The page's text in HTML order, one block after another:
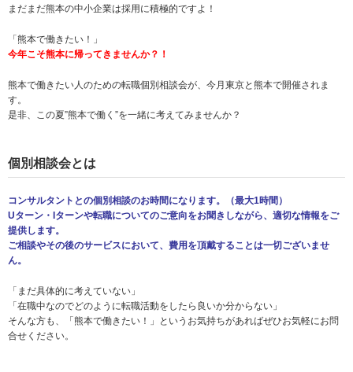
まだまだ熊本の中小企業は採用に積極的ですよ！
「熊本で働きたい！」
今年こそ熊本に帰ってきませんか？！
熊本で働きたい人のための転職個別相談会が、今月東京と熊本で開催されま
す。
是非、この夏”熊本で働く”を一緒に考えてみませんか？
個別相談会とは
コンサルタントとの個別相談のお時間になります。（最大1時間）
Uターン・Iターンや転職についてのご意向をお聞きしながら、適切な情報をご
提供します。
ご相談やその後のサービスにおいて、費用を頂戴することは一切ございませ
ん。
「まだ具体的に考えていない」
「在職中なのでどのように転職活動をしたら良いか分からない」
そんな方も、「熊本で働きたい！」というお気持ちがあればぜひお気軽にお問
合せください。